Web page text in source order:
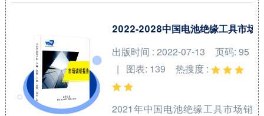
大约 %的市场份额。 从产品产品
重要地位，预计2028年份额将达
到 %。同时就应用来看，冶金业
在2021年份额大约...
2022-2028中国电池绝缘工具市场
出版时间 : 2022-07-13
页码: 95
| 图表: 139
热搜度 :
2021年中国电池绝缘工具市场销